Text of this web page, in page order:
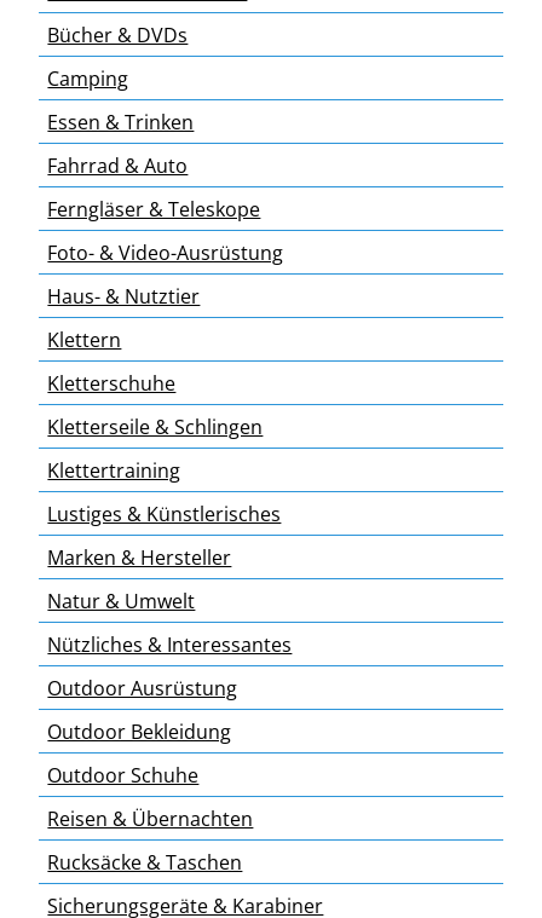
Bücher & DVDs
Camping
Essen & Trinken
Fahrrad & Auto
Ferngläser & Teleskope
Foto- & Video-Ausrüstung
Haus- & Nutztier
Klettern
Kletterschuhe
Kletterseile & Schlingen
Klettertraining
Lustiges & Künstlerisches
Marken & Hersteller
Natur & Umwelt
Nützliches & Interessantes
Outdoor Ausrüstung
Outdoor Bekleidung
Outdoor Schuhe
Reisen & Übernachten
Rucksäcke & Taschen
Sicherungsgeräte & Karabiner